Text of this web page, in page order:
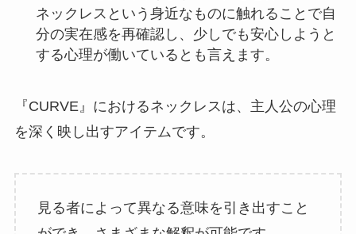
ネックレスという身近なものに触れることで自
分の実在感を再確認し、少しでも安心しようと
する心理が働いているとも言えます。
『CURVE』におけるネックレスは、主人公の心理
を深く映し出すアイテムです。
見る者によって異なる意味を引き出すこと